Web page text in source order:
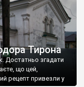
Тирона
Достатньо згадати
що цей,
рецепт привезли у